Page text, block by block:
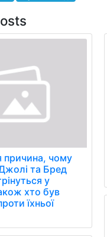
причина, чому
та Бред
у
хто був
їхньої